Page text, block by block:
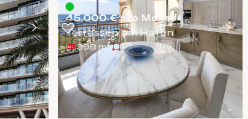
45.000 € pro Monat
Terrassen am Hafen
398 m² - 1/5